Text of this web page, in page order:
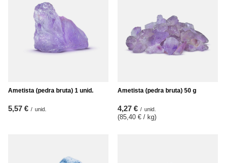
Ametista (pedra bruta) 1 unid.
5,57 € / unid.
Ametista (pedra bruta) 50 g
4,27 € / unid.
(85,40 € / kg)